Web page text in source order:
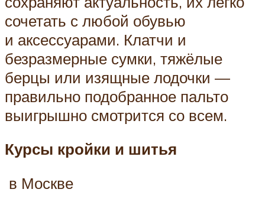
сочетать с любой обувью
и аксессуарами. Клатчи и
безразмерные сумки, тяжёлые
берцы или изящные лодочки —
правильно подобранное пальто
выигрышно смотрится со всем.
Курсы кройки и шитья
в Москве